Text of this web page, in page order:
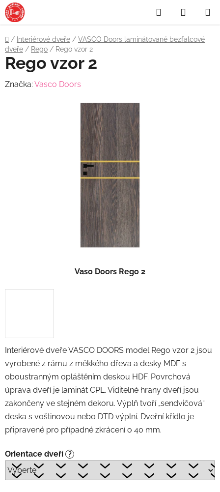
Přejít
na
obsah
Hledat
KOŠÍK
Domů
/ Interiérové dveře / VASCO Doors laminátované bezfalcové
dveře / Rego / Rego vzor 2
Interiérové dveře VASCO DOORS model Rego vzor 2 jsou
vyrobené z rámu z měkkého dřeva a desky MDF s
oboustranným opláštěním deskou HDF. Povrchová
úprava dveří je laminát CPL. Viditelné hrany dveří jsou
zakončeny ve stejném dekoru. Výplň tvoří „sendvičová“
deska s voštinovou nebo DTD výplní. Dveřní křídlo je
připravené pro případné zkrácení o 40 mm.
Orientace dveří ?
Rego vzor 2
Značka: Vasco Doors
Vaso Doors Rego 2